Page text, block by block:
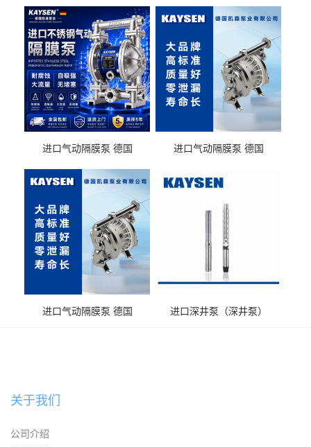
进口气动隔膜泵 德国
送气动泵
进口气动隔膜泵 德国
输送
进口气动隔膜泵 德国
进口深井泵（深井泵）
关于我们
公司介绍